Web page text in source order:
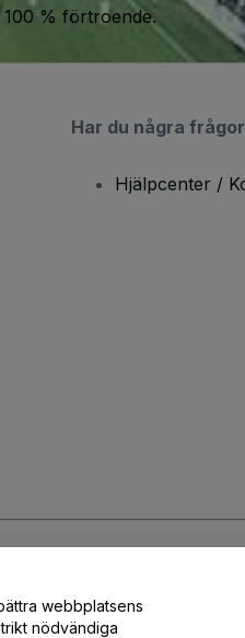
% förtroende.
Har du några
Hjälpcenter /
webbplatsens
nödvändiga